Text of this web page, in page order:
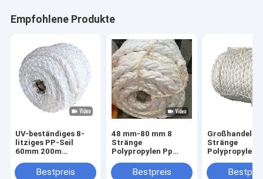
Empfohlene Produkte
UV-beständiges 8-
litziges PP-Seil
60mm 200m
Polypropylen-
Bestpreis
48 mm-80 mm 8
Stränge
Polypropylen Pp
Farbe mit CCS-
Bestpreis
Großhandel 8
Stränge
Polypropylen